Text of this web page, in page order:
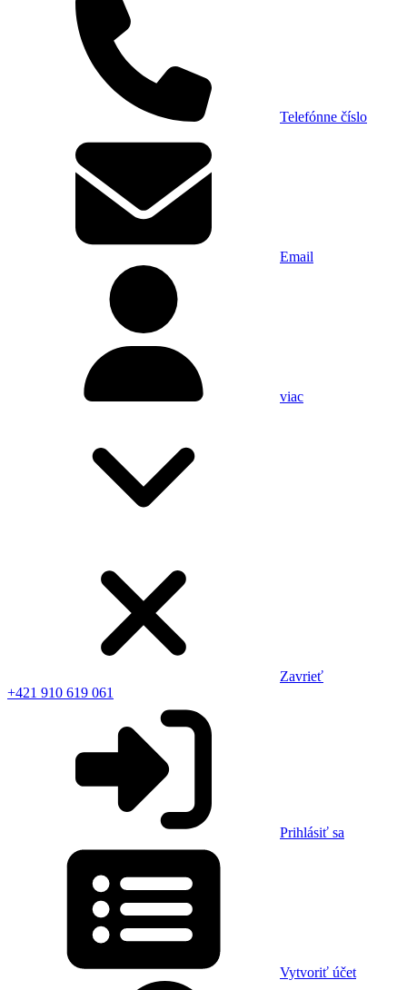
Telefónne číslo
Email
viac
Zavrieť
+421 910 619 061
Prihlásiť sa
Vytvoriť účet